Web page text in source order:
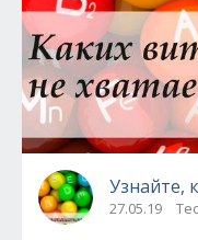
Узнайте,
27.05.19